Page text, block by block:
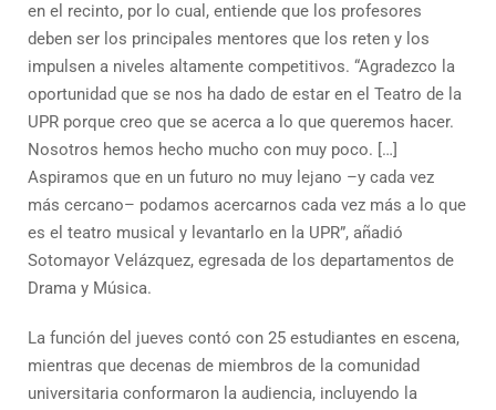
en el recinto, por lo cual, entiende que los profesores
deben ser los principales mentores que los reten y los
impulsen a niveles altamente competitivos. “Agradezco la
oportunidad que se nos ha dado de estar en el Teatro de la
UPR porque creo que se acerca a lo que queremos hacer.
Nosotros hemos hecho mucho con muy poco. […]
Aspiramos que en un futuro no muy lejano –y cada vez
más cercano– podamos acercarnos cada vez más a lo que
es el teatro musical y levantarlo en la UPR”, añadió
Sotomayor Velázquez, egresada de los departamentos de
Drama y Música.
La función del jueves contó con 25 estudiantes en escena,
mientras que decenas de miembros de la comunidad
universitaria conformaron la audiencia, incluyendo la